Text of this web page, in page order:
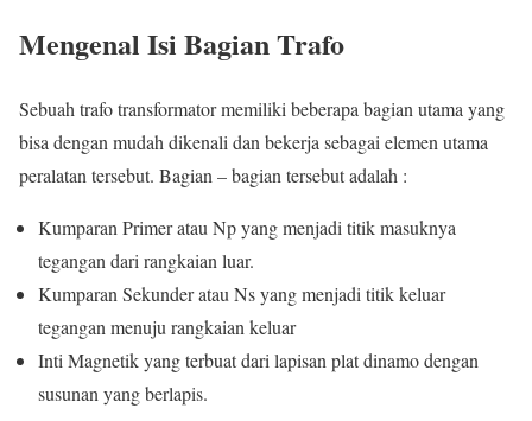
Mengenal Isi Bagian Trafo
Sebuah trafo transformator memiliki beberapa bagian utama yang
bisa dengan mudah dikenali dan bekerja sebagai elemen utama
peralatan tersebut. Bagian – bagian tersebut adalah :
Kumparan Primer atau Np yang menjadi titik masuknya
tegangan dari rangkaian luar.
Kumparan Sekunder atau Ns yang menjadi titik keluar
tegangan menuju rangkaian keluar
Inti Magnetik yang terbuat dari lapisan plat dinamo dengan
susunan yang berlapis.